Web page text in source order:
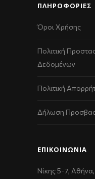
ΠΛΗΡΟΦΟΡΙΕΣ
Όροι Χρήσης
Πολιτική
Δεδομένων
Πολιτική
Δήλωση
ΕΠΙΚΟΙΝΩΝΊΑ
Νίκης 5-7,